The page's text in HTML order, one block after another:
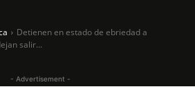
Detienen en estado de ebriedad a
salir...
- Advertisement -